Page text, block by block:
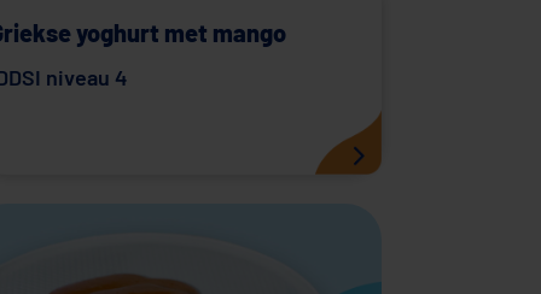
yoghurt met mango
niveau 4